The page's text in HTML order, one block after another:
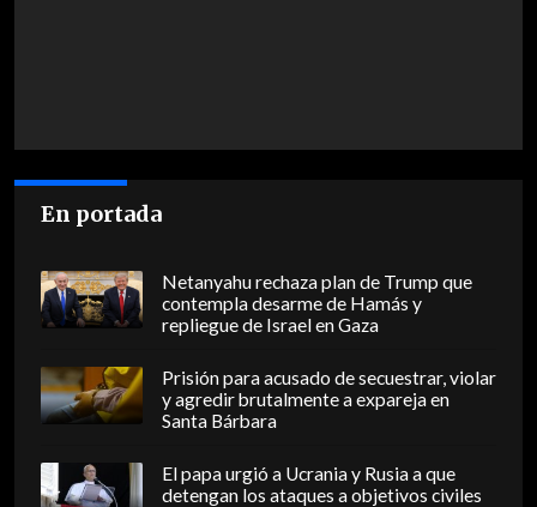
En portada
Netanyahu rechaza plan de Trump que
contempla desarme de Hamás y
repliegue de Israel en Gaza
Prisión para acusado de secuestrar, violar
y agredir brutalmente a expareja en
Santa Bárbara
El papa urgió a Ucrania y Rusia a que
detengan los ataques a objetivos civiles